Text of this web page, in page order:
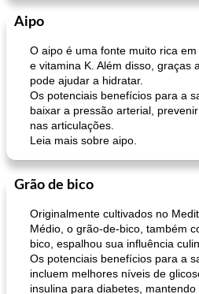
Aipo
O aipo é uma fonte muito rica
e vitamina K. Além disso, graças
pode ajudar a hidratar.
Os potenciais benefícios para a
baixar a pressão arterial,
nas articulações.
Leia mais sobre aipo.
Grão de bico
Originalmente cultivados no
Médio, o grão-de-bico, também
bico, espalhou sua influência
Os potenciais benefícios para a
incluem melhores níveis de
insulina para diabetes,